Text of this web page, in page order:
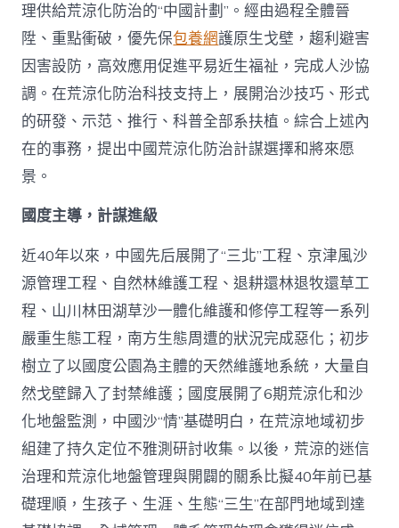
理供給荒涼化防治的“中國計劃”。經由過程全體晉
陞、重點衝破，優先保包養網護原生戈壁，趨利避害
因害設防，高效應用促進平易近生福祉，完成人沙協
調。在荒涼化防治科技支持上，展開治沙技巧、形式
的研發、示范、推行、科普全部系扶植。綜合上述內
在的事務，提出中國荒涼化防治計謀選擇和將來愿
景。
國度主導，計謀進級
近40年以來，中國先后展開了“三北”工程、京津風沙
源管理工程、自然林維護工程、退耕還林退牧還草工
程、山川林田湖草沙一體化維護和修停工程等一系列
嚴重生態工程，南方生態周遭的狀況完成惡化；初步
樹立了以國度公園為主體的天然維護地系統，大量自
然戈壁歸入了封禁維護；國度展開了6期荒涼化和沙
化地盤監測，中國沙“情”基礎明白，在荒涼地域初步
組建了持久定位不雅測研討收集。以後，荒涼的迷信
治理和荒涼化地盤管理與開闢的關系比擬40年前已基
礎理順，生孩子、生涯、生態“三生”在部門地域到達